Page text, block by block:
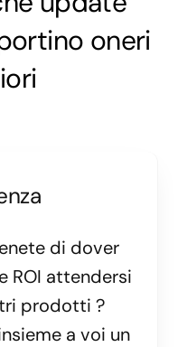
oneri
di dover
ROI attendersi
prodotti ?
a voi un